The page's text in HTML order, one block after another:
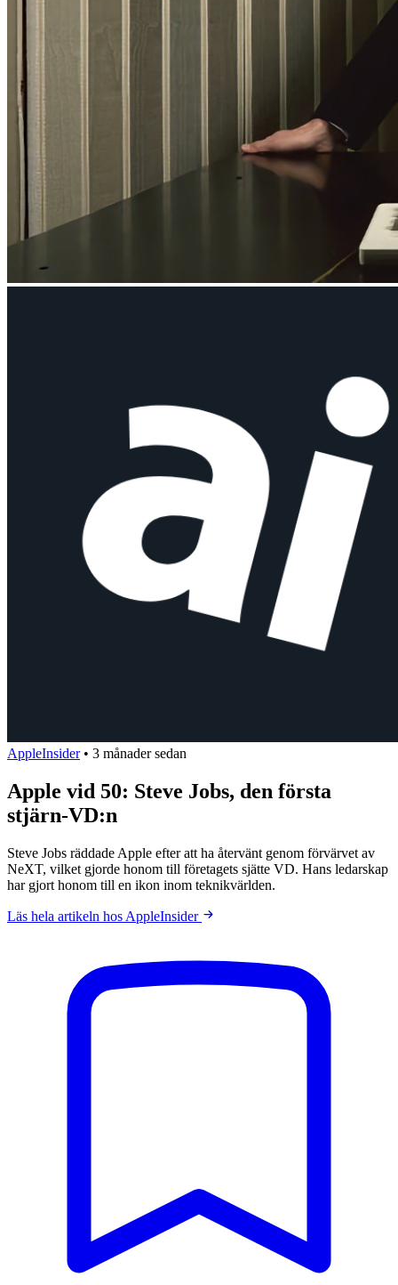
AppleInsider • 3 månader sedan
Apple vid 50: Steve Jobs, den första
stjärn-VD:n
Steve Jobs räddade Apple efter att ha återvänt genom förvärvet av
NeXT, vilket gjorde honom till företagets sjätte VD. Hans ledarskap
har gjort honom till en ikon inom teknikvärlden.
Läs hela artikeln hos AppleInsider